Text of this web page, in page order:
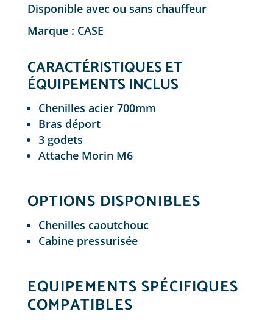
Disponible avec ou sans chauffeur
Marque : CASE
CARACTÉRISTIQUES ET
ÉQUIPEMENTS INCLUS
Chenilles acier 700mm
Bras déport
3 godets
Attache Morin M6
OPTIONS DISPONIBLES
Chenilles caoutchouc
Cabine pressurisée
EQUIPEMENTS SPÉCIFIQUES
COMPATIBLES